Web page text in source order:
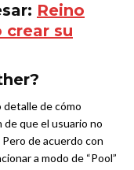
Reino
crear su
detalle de cómo
de que el usuario no
de acuerdo con
a modo de “Pool”